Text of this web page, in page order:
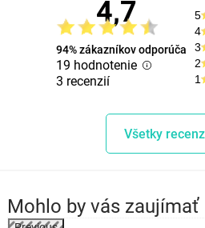
4,7
94% zákazníkov odporúča
19 hodnotenie
3 recenzií
5
4
3
2
1
Všetky
Mohlo by vás zaujímať